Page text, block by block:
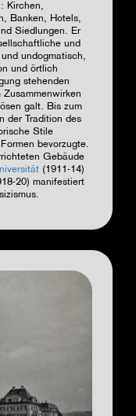
Kirchen,
Banken, Hotels,
Siedlungen. Er
und
undogmatisch,
und örtlich
stehenden
galt. Bis zum
der Tradition des
Stile
bevorzugte.
Gebäude
(1911-14)
20) manifestiert